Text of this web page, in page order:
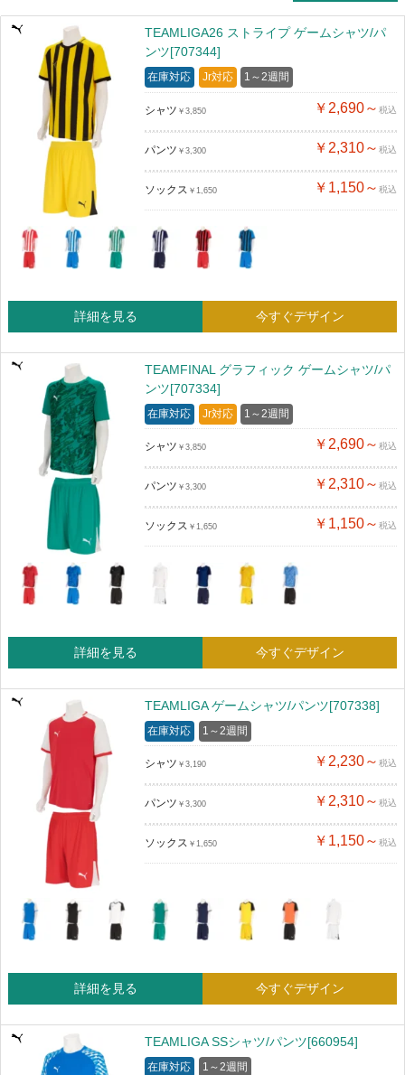
TEAMLIGA26 ストライプ ゲームシャツ/パ
ンツ[707344]
在庫対応 Jr対応 1～2週間
シャツ ￥3,850 ￥2,690～ 税込
パンツ ￥3,300 ￥2,310～ 税込
ソックス ￥1,650 ￥1,150～ 税込
詳細を見る 今すぐデザイン
TEAMFINAL グラフィック ゲームシャツ/パ
ンツ[707334]
在庫対応 Jr対応 1～2週間
シャツ ￥3,850 ￥2,690～ 税込
パンツ ￥3,300 ￥2,310～ 税込
ソックス ￥1,650 ￥1,150～ 税込
詳細を見る 今すぐデザイン
TEAMLIGA ゲームシャツ/パンツ[707338]
在庫対応 1～2週間
シャツ ￥3,190 ￥2,230～ 税込
パンツ ￥3,300 ￥2,310～ 税込
ソックス ￥1,650 ￥1,150～ 税込
詳細を見る 今すぐデザイン
TEAMLIGA SSシャツ/パンツ[660954]
在庫対応 1～2週間